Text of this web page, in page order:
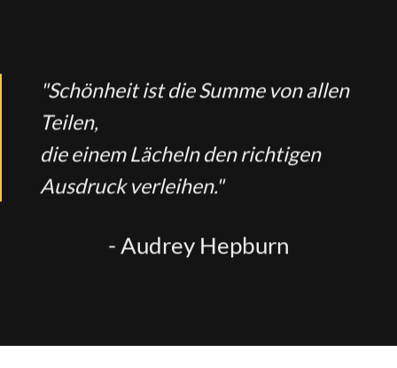
"Schönheit ist die Summe von allen
Teilen,
die einem Lächeln den richtigen
Ausdruck verleihen."
- Audrey Hepburn